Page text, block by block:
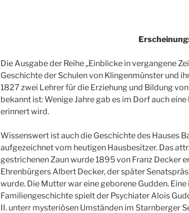
Die Ausgabe der Reihe „Einblicke in vergangene
Geschichte der Schulen von Klingenmünster und
1827 zwei Lehrer für die Erziehung und Bildung
bekannt ist: Wenige Jahre gab es im Dorf auch
erinnert wird.
Wissenswert ist auch die Geschichte des Hauses
aufgezeichnet vom heutigen Hausbesitzer. Das
gestrichenen Zaun wurde 1895 von Franz Decker
Ehrenbürgers Albert Decker, der später
wurde. Die Mutter war eine geborene Gudden.
Familiengeschichte spielt der Psychiater Alois
II. unterr mysteriösen Umständen im Starnberger